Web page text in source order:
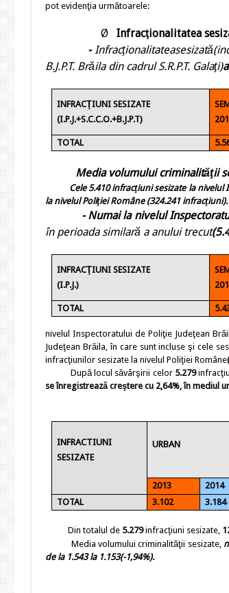
pot evidenţia următoarele:
Ø Infracţionalitatea
-Infracţionalitateasesizată
B.J.P.T. Brăila din cadrul S.R.P.T. Galaţi)
INFRACŢIUNI SESIZATE
(I.P.J.+S.C.C.O.+B.J.P.T)
TOTAL
Media volumuluicriminalităţii
Cele 5.410infracţiuni sesizate la nivelul
la nivelul Poliţiei Române (324.241 infracţiuni).
- Numai la nivelul
în perioada similară a anului trecut
INFRACŢIUNI SESIZATE
(I.P.J.)
TOTAL
nivelul Inspectoratului de Poliţie Judeţean
Judeţean Brăila, în care sunt incluse şi cele
infracţiunilor sesizate la nivelul Poliţiei Române
După locul săvârşirii celor 5.279
se înregistreazăcreştere cu 2,64%, în mediul
INFRACTIUNI
SESIZATE
URBAN
2013
2014
TOTAL
3.102 3.184
Din totalul de 5.279infracţiuni sesizate,
Media volumului criminalităţii sesizate,
de la 1.543la 1.153(-1,94%).